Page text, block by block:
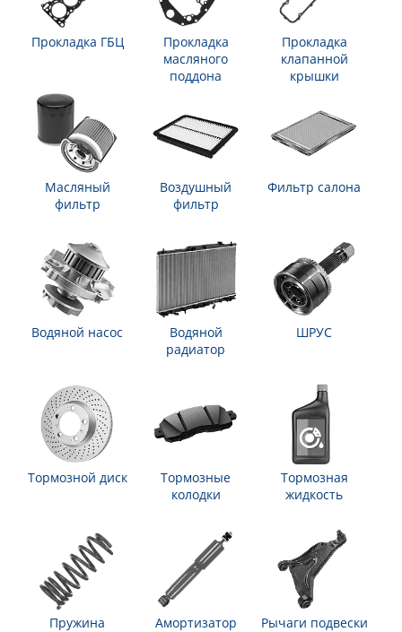
Прокладка ГБЦ
Прокладка
масляного
поддона
Прокладка
клапанной
крышки
Масляный
фильтр
Воздушный
фильтр
Фильтр салона
Водяной насос
Водяной
радиатор
ШРУС
Тормозной диск
Тормозные
колодки
Тормозная
жидкость
Пружина Амортизатор Рычаги подвески